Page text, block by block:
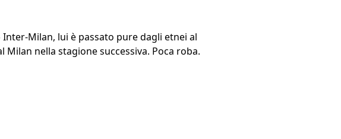
Milan, lui è passato pure dagli etnei al
nella stagione successiva. Poca roba.